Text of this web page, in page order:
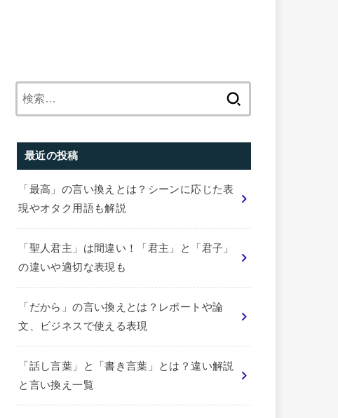
最近の投稿
「最高」の言い換えとは？シーンに応じた表
現やオタク用語も解説
「聖人君主」は間違い！「君主」と「君子」
の違いや適切な表現も
「だから」の言い換えとは？レポートや論
文、ビジネスで使える表現
「話し言葉」と「書き言葉」とは？違い解説
と言い換え一覧